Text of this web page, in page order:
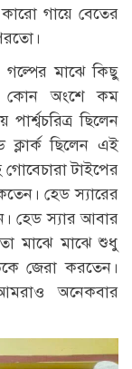
গায়ে বেতের
গল্পের মাঝে কিছু
কোন অংশে কম
ছিলেন
ছিলেন এই
টাইপের
হেড স্যারের
হেড স্যার আবার
মাঝে মাঝে শুধু
জেরা করতেন।
অনেকবার